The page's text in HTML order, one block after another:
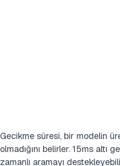
Gecikme süresi, bir modelin
olmadığını belirler. 15ms altı
zamanlı aramayı